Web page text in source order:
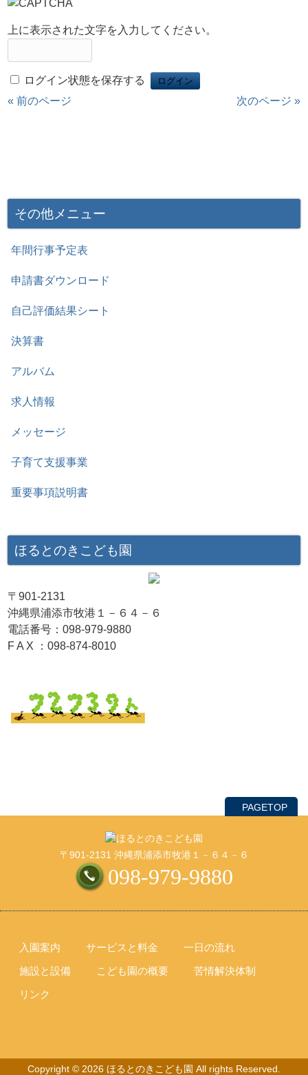
上に表示された文字を入力してください。
ログイン状態を保存する
« 前のページ
次のページ »
その他メニュー
年間行事予定表
申請書ダウンロード
自己評価結果シート
決算書
アルバム
求人情報
メッセージ
子育て支援事業
重要事項説明書
ほるとのきこども園
〒901-2131
沖縄県浦添市牧港１－６４－６
電話番号：098-979-9880
F A X ：098-874-8010
PAGETOP
〒901-2131 沖縄県浦添市牧港１－６４－６
098-979-9880
入園案内 サービスと料金
一日の流れ
施設と設備
こども園の概要
苦情解決体制
リンク
Copyright © 2026 ほるとのきこども園 All rights Reserved.